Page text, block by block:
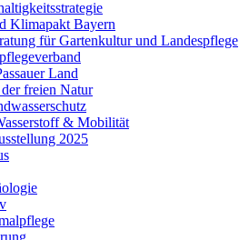
Klimapakt Bayern
für Gartenkultur und Landespflege
Land
freien Natur
& Mobilität
2025